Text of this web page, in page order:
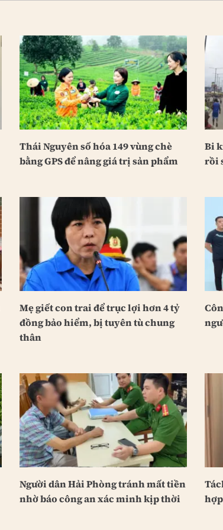
Thái Nguyên số hóa 149 vùng chè
bằng GPS để nâng giá trị sản phẩm
Bi
rồi
Mẹ giết con trai để trục lợi hơn 4 tỷ
đồng bảo hiểm, bị tuyên tù chung
thân
Người dân Hải Phòng tránh mất tiền
nhờ báo công an xác minh kịp thời